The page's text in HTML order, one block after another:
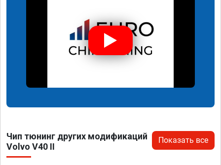
Чип тюнинг других модификаций
Volvo V40 II
Показать все